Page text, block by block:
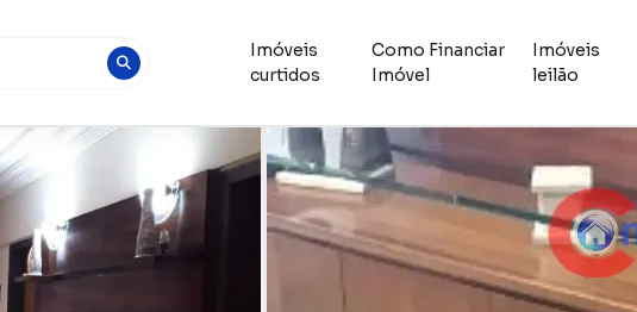
Imóveis
curtidos
Como Financiar
Imóvel
Imóveis
leilão